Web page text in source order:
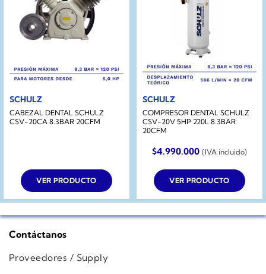
SCHULZ
CABEZAL DENTAL SCHULZ
CSV-20CA 8.3BAR 20CFM
VER PRODUCTO
SCHULZ
COMPRESOR DENTAL SCHULZ
CSV-20V 5HP 220L 8.3BAR
20CFM
$4.990.000 (IVA incluido)
VER PRODUCTO
Contáctanos
Proveedores / Supply